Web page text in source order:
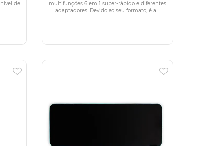
de
multifunções 6 em 1 super-rápido e diferentes
adaptadores. Devido ao seu formato, é a...